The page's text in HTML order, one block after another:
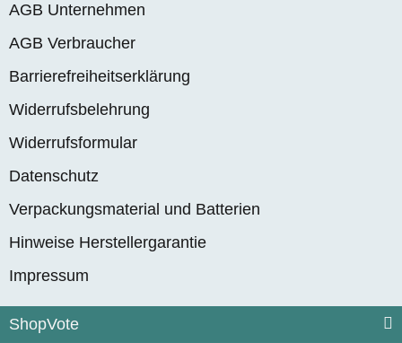
AGB Unternehmen
AGB Verbraucher
Barrierefreiheitserklärung
Widerrufsbelehrung
Widerrufsformular
Datenschutz
Verpackungsmaterial und Batterien
Hinweise Herstellergarantie
Impressum
ShopVote